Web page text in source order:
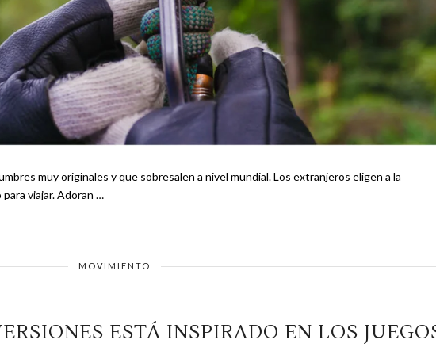
y que sobresalen a nivel mundial. Los extranjeros eligen a la
viajar. Adoran …
MOVIMIENTO
ESTÁ INSPIRADO EN LOS